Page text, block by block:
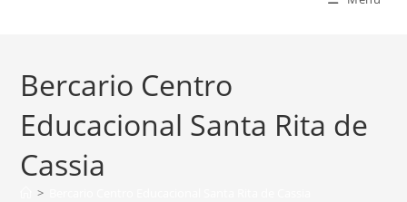
Bercario Centro
Educacional Santa Rita de
Cassia
>